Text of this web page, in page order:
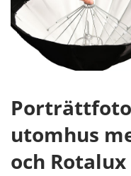
utomhus
och Rotalux